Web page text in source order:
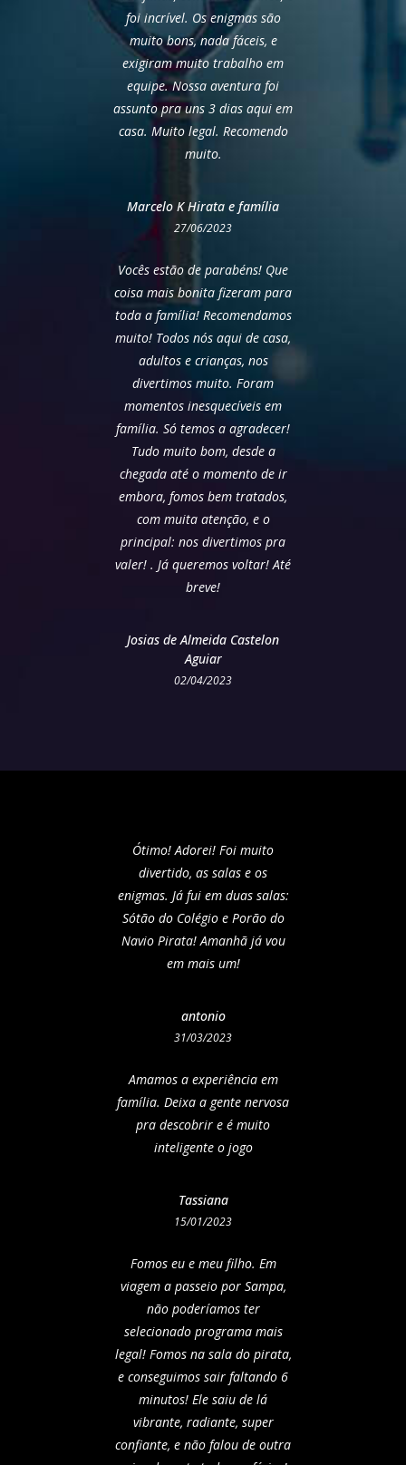
foi incrível. Os enigmas são
muito bons, nada fáceis, e
exigiram muito trabalho em
equipe. Nossa aventura foi
assunto pra uns 3 dias aqui em
casa. Muito legal. Recomendo
muito.
Marcelo K Hirata e família
27/06/2023
Vocês estão de parabéns! Que
coisa mais bonita fizeram para
toda a família! Recomendamos
muito! Todos nós aqui de casa,
adultos e crianças, nos
divertimos muito. Foram
momentos inesquecíveis em
família. Só temos a agradecer!
Tudo muito bom, desde a
chegada até o momento de ir
embora, fomos bem tratados,
com muita atenção, e o
principal: nos divertimos pra
valer! . Já queremos voltar! Até
breve!
Josias de Almeida Castelon
Aguiar
02/04/2023
Ótimo! Adorei! Foi muito
divertido, as salas e os
enigmas. Já fui em duas salas:
Sótão do Colégio e Porão do
Navio Pirata! Amanhã já vou
em mais um!
antonio
31/03/2023
Amamos a experiência em
família. Deixa a gente nervosa
pra descobrir e é muito
inteligente o jogo
Tassiana
15/01/2023
Fomos eu e meu filho. Em
viagem a passeio por Sampa,
não poderíamos ter
selecionado programa mais
legal! Fomos na sala do pirata,
e conseguimos sair faltando 6
minutos! Ele saiu de lá
vibrante, radiante, super
confiante, e não falou de outra